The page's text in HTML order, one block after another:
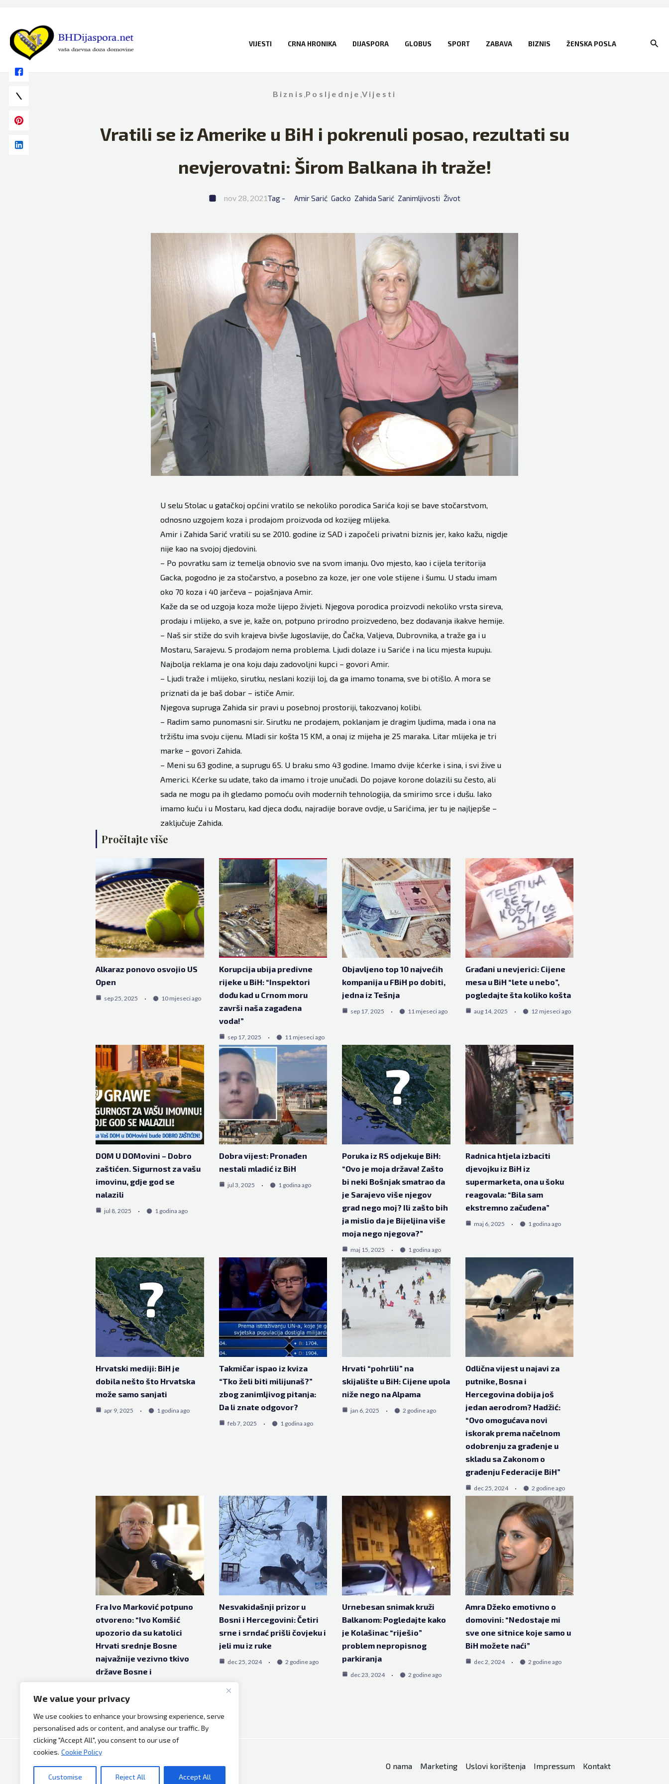
We value your privacy
We use cookies to enhance your browsing experience, serve
personalised ads or content, and analyse our traffic. By
clicking "Accept All", you consent to our use of
cookies. Cookie Policy
Customise Reject All Accept All
content
VIJESTI CRNA HRONIKA DIJASPORA GLOBUS SPORT ZABAVA BIZNIS ŽENSKA POSLA
Biznis,Posljednje ,Vijesti
Vratili se iz Amerike u BiH i pokrenuli posao, rezultati su
nevjerovatni: Širom Balkana ih traže!
nov 28, 2021Tag - Amir Sarić Gacko Zahida Sarić Zanimljivosti Život
U selu Stolac u gatačkoj općini vratilo se nekoliko porodica Sarića koji se bave stočarstvom,
odnosno uzgojem koza i prodajom proizvoda od kozijeg mlijeka.
Amir i Zahida Sarić vratili su se 2010. godine iz SAD i započeli privatni biznis jer, kako kažu, nigdje
nije kao na svojoj djedovini.
– Po povratku sam iz temelja obnovio sve na svom imanju. Ovo mjesto, kao i cijela teritorija
Gacka, pogodno je za stočarstvo, a posebno za koze, jer one vole stijene i šumu. U stadu imam
oko 70 koza i 40 jarčeva – pojašnjava Amir.
Kaže da se od uzgoja koza može lijepo živjeti. Njegova porodica proizvodi nekoliko vrsta sireva,
prodaju i mlijeko, a sve je, kaže on, potpuno prirodno proizvedeno, bez dodavanja ikakve hemije.
– Naš sir stiže do svih krajeva bivše Jugoslavije, do Čačka, Valjeva, Dubrovnika, a traže ga i u
Mostaru, Sarajevu. S prodajom nema problema. Ljudi dolaze i u Sariće i na licu mjesta kupuju.
Najbolja reklama je ona koju daju zadovoljni kupci – govori Amir.
– Ljudi traže i mlijeko, sirutku, neslani koziji loj, da ga imamo tonama, sve bi otišlo. A mora se
priznati da je baš dobar – ističe Amir.
Njegova supruga Zahida sir pravi u posebnoj prostoriji, takozvanoj kolibi.
– Radim samo punomasni sir. Sirutku ne prodajem, poklanjam je dragim ljudima, mada i ona na
tržištu ima svoju cijenu. Mladi sir košta 15 KM, a onaj iz mijeha je 25 maraka. Litar mlijeka je tri
marke – govori Zahida.
– Meni su 63 godine, a suprugu 65. U braku smo 43 godine. Imamo dvije kćerke i sina, i svi žive u
Americi. Kćerke su udate, tako da imamo i troje unučadi. Do pojave korone dolazili su često, ali
sada ne mogu pa ih gledamo pomoću ovih modernih tehnologija, da smirimo srce i dušu. Iako
imamo kuću i u Mostaru, kad djeca dođu, najradije borave ovdje, u Sarićima, jer tu je najljepše –
zaključuje Zahida.
Pročitajte više
Alkaraz ponovo osvojio US
Open
sep 25, 2025 10 mjeseci ago
Korupcija ubija predivne
rijeke u BiH: “Inspektori
dođu kad u Crnom moru
završi naša zagađena
voda!”
sep 17, 2025 11 mjeseci ago
Objavljeno top 10 najvećih
kompanija u FBiH po dobiti,
jedna iz Tešnja
sep 17, 2025 11 mjeseci ago
Građani u nevjerici: Cijene
mesa u BiH “lete u nebo”,
pogledajte šta koliko košta
aug 14, 2025 12 mjeseci ago
DOM U DOMovini – Dobro
zaštićen. Sigurnost za vašu
imovinu, gdje god se
nalazili
jul 8, 2025 1 godina ago
Dobra vijest: Pronađen
nestali mladić iz BiH
jul 3, 2025 1 godina ago
Poruka iz RS odjekuje BiH:
“Ovo je moja država! Zašto
bi neki Bošnjak smatrao da
je Sarajevo više njegov
grad nego moj? Ili zašto bih
ja mislio da je Bijeljina više
moja nego njegova?”
maj 15, 2025 1 godina ago
Radnica htjela izbaciti
djevojku iz BiH iz
supermarketa, ona u šoku
reagovala: “Bila sam
ekstremno začuđena”
maj 6, 2025 1 godina ago
Hrvatski mediji: BiH je
dobila nešto što Hrvatska
može samo sanjati
apr 9, 2025 1 godina ago
Takmičar ispao iz kviza
“Tko želi biti milijunaš?”
zbog zanimljivog pitanja:
Da li znate odgovor?
feb 7, 2025 1 godina ago
Hrvati “pohrlili” na
skijalište u BiH: Cijene upola
niže nego na Alpama
jan 6, 2025 2 godine ago
Odlična vijest u najavi za
putnike, Bosna i
Hercegovina dobija još
jedan aerodrom? Hadžić:
“Ovo omogućava novi
iskorak prema načelnom
odobrenju za građenje u
skladu sa Zakonom o
građenju Federacije BiH”
dec 25, 2024 2 godine ago
Fra Ivo Marković potpuno
otvoreno: “Ivo Komšić
upozorio da su katolici
Hrvati srednje Bosne
najvažnije vezivno tkivo
države Bosne i
dec 25, 2024
Nesvakidašnji prizor u
Bosni i Hercegovini: Četiri
srne i srndać prišli čovjeku i
jeli mu iz ruke
dec 25, 2024 2 godine ago
Urnebesan snimak kruži
Balkanom: Pogledajte kako
je Kolašinac “riješio”
problem nepropisnog
parkiranja
dec 23, 2024 2 godine ago
Amra Džeko emotivno o
domovini: “Nedostaje mi
sve one sitnice koje samo u
BiH možete naći”
dec 2, 2024 2 godine ago
Copyright © 2026 Bh Dijaspora. O nama Marketing Uslovi korištenja Impressum Kontakt